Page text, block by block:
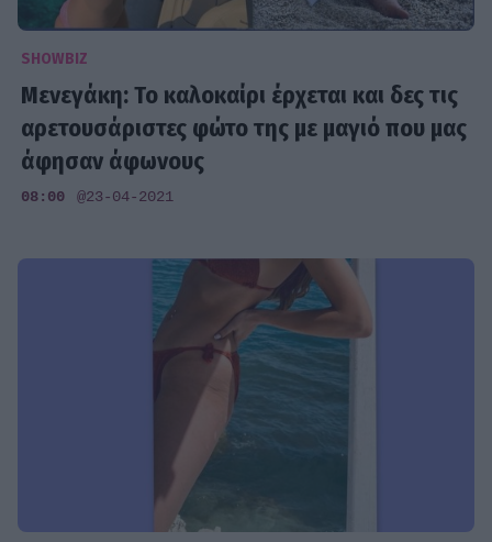
SHOWBIZ
Μενεγάκη: Το καλοκαίρι έρχεται και δες τις
αρετουσάριστες φώτο της με μαγιό που μας
άφησαν άφωνους
08:00 @23-04-2021